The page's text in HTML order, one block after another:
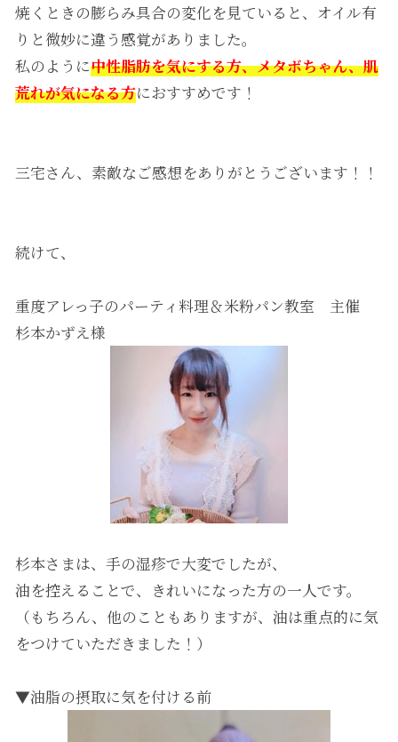
焼くときの膨らみ具合の変化を見ていると、オイル有
りと微妙に違う感覚がありました。
私のように中性脂肪を気にする方、メタボちゃん、肌
荒れが気になる方におすすめです！
三宅さん、素敵なご感想をありがとうございます！！
続けて、
重度アレっ子のパーティ料理＆米粉パン教室 主催
杉本かずえ様
杉本さまは、手の湿疹で大変でしたが、
油を控えることで、きれいになった方の一人です。
（もちろん、他のこともありますが、油は重点的に気
をつけていただきました！）
▼油脂の摂取に気を付ける前